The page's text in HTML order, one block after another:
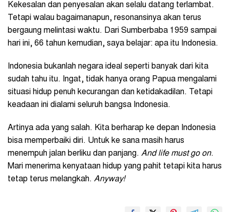
Kekesalan dan penyesalan akan selalu datang terlambat.
Tetapi walau bagaimanapun, resonansinya akan terus
bergaung melintasi waktu. Dari Sumberbaba 1959 sampai
hari ini, 66 tahun kemudian, saya belajar: apa itu Indonesia.
Indonesia bukanlah negara ideal seperti banyak dari kita
sudah tahu itu. Ingat, tidak hanya orang Papua mengalami
situasi hidup penuh kecurangan dan ketidakadilan. Tetapi
keadaan ini dialami seluruh bangsa Indonesia.
Artinya ada yang salah. Kita berharap ke depan Indonesia
bisa memperbaiki diri. Untuk ke sana masih harus
menempuh jalan berliku dan panjang. And life must go on.
Mari menerima kenyataan hidup yang pahit tetapi kita harus
tetap terus melangkah. Anyway!